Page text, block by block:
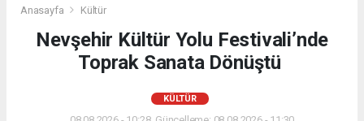
Anasayfa Kültür
Nevşehir Kültür Yolu Festivali’nde
Toprak Sanata Dönüştü
KÜLTÜR